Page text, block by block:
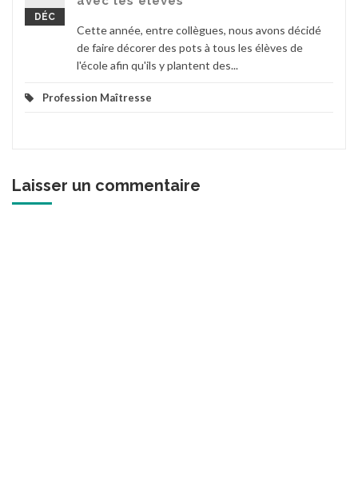
DÉC
Cette année, entre collègues, nous avons décidé
de faire décorer des pots à tous les élèves de
l'école afin qu'ils y plantent des...
Profession Maîtresse
Laisser un commentaire